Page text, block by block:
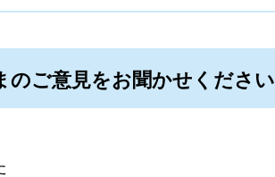
ご意見をお聞かせください